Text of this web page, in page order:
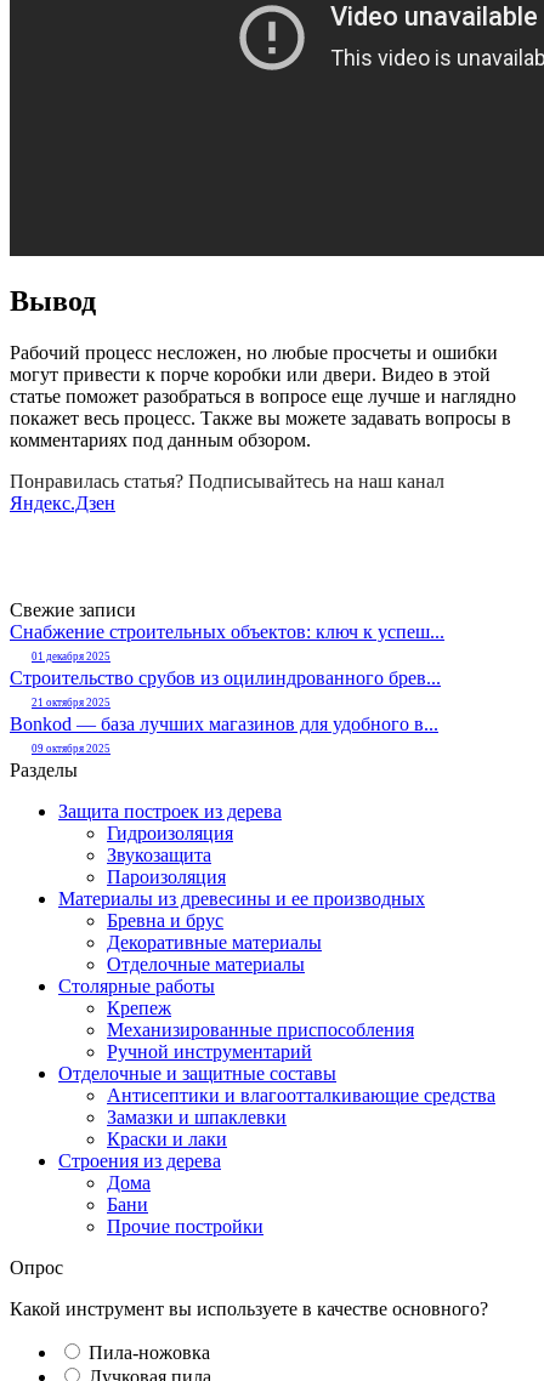
Вывод
Рабочий процесс несложен, но любые просчеты и ошибки
могут привести к порче коробки или двери. Видео в этой
статье поможет разобраться в вопросе еще лучше и наглядно
покажет весь процесс. Также вы можете задавать вопросы в
комментариях под данным обзором.
Понравилась статья? Подписывайтесь на наш канал
Яндекс.Дзен
Свежие записи
Снабжение строительных объектов: ключ к успеш...
01 декабря 2025
Строительство срубов из оцилиндрованного брев...
21 октября 2025
Bonkod — база лучших магазинов для удобного в...
09 октября 2025
Разделы
Защита построек из дерева
Гидроизоляция
Звукозащита
Пароизоляция
Материалы из древесины и ее производных
Бревна и брус
Декоративные материалы
Отделочные материалы
Столярные работы
Крепеж
Механизированные приспособления
Ручной инструментарий
Отделочные и защитные составы
Антисептики и влагоотталкивающие средства
Замазки и шпаклевки
Краски и лаки
Строения из дерева
Дома
Бани
Прочие постройки
Опрос
Какой инструмент вы используете в качестве основного?
Пила-ножовка